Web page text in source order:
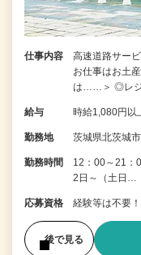
仕事内容
高速道路サー
お仕事はお土
は……＞ ◎レジ
給与 時給1,080円以
勤務地 茨城県北茨城
勤務時間
12：00～21：
2日～（土日…
応募資格 経験等は不要
後で見る